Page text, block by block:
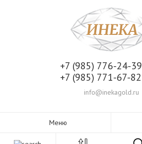
+7 (985) 776-24-39
+7 (985) 771-67-82
info@inekagold.ru
Меню